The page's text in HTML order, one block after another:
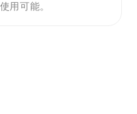
用可能。